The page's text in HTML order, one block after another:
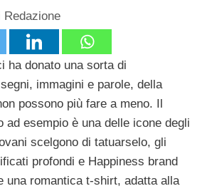
Redazione
ha donato una sorta di
immagini e parole, della
possono più fare a meno. Il
ad esempio è una delle icone degli
scelgono di tatuarselo, gli
profondi e Happiness brand
una romantica t-shirt, adatta alla